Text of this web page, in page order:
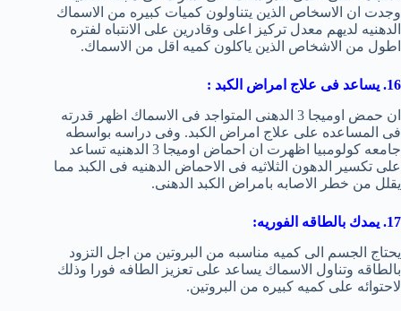
وجدت ان الاسخاص الذين يتناولون كميات كبيره من الاسماك
الدهنيه لديهم معدل تركيز اعلى وقادرين على الانتباه لفتره
اطول من الاشخاص الذين ياكلون كميه اقل من الاسماك.
16. يساعد فى علاج امراض الكبد :
ان حمض اوميجا 3 الدهنى المتواجد فى الاسماك اظهر قدرته
فى المساعده على علاج امراض الكبد. وفى دراسه بواسطه
جامعه كولومبيا اظهرت ان احماض اوميجا 3 الدهنيه تساعد
على تكسير الدهون الثلاثيه فى الاحماض الدهنيه فى الكبد مما
يقلل من خطر الاصابه بامراض الكبد الدهنى.
17. يمدك بالطاقه الفوريه:
يحتاج الجسم الى كميه مناسبه من البروتين من اجل التزود
بالطاقه وتناول الاسماك يساعد على تعزيز الطافه فورا وذلك
لاحتوائه على كميه كبيره من البروتين.